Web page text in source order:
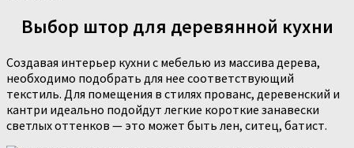
Выбор штор для деревянной кухни
Создавая интерьер кухни с мебелью из массива дерева,
необходимо подобрать для нее соответствующий
текстиль. Для помещения в стилях прованс, деревенский и
кантри идеально подойдут легкие короткие занавески
светлых оттенков — это может быть лен, ситец, батист.